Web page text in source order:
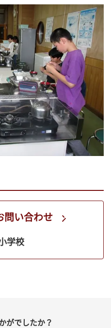
問い合わせ
学校
がでしたか？